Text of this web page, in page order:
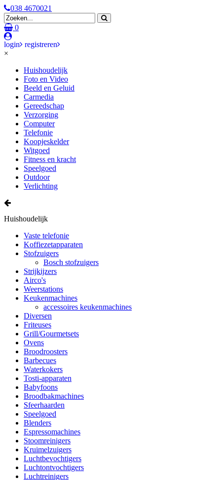
038 4670021
0
login
registreren
×
Huishoudelijk
Foto en Video
Beeld en Geluid
Carmedia
Gereedschap
Verzorging
Computer
Telefonie
Koopjeskelder
Witgoed
Fitness en kracht
Speelgoed
Outdoor
Verlichting
Huishoudelijk
Vaste telefonie
Koffiezetapparaten
Stofzuigers
Bosch stofzuigers
Strijkijzers
Airco's
Weerstations
Keukenmachines
accessoires keukenmachines
Diversen
Friteuses
Grill/Gourmetsets
Ovens
Broodroosters
Barbecues
Waterkokers
Tosti-apparaten
Babyfoons
Broodbakmachines
Sfeerhaarden
Speelgoed
Blenders
Espressomachines
Stoomreinigers
Kruimelzuigers
Luchtbevochtigers
Luchtontvochtigers
Luchtreinigers